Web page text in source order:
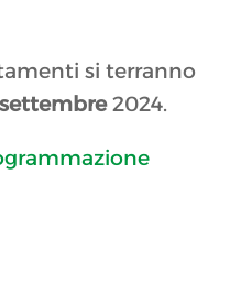
si terranno
2024.